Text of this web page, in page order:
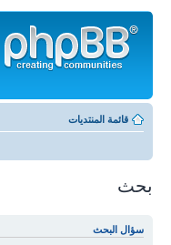
المحتويات
قائمة المنتديات
بحث
سؤال البحث